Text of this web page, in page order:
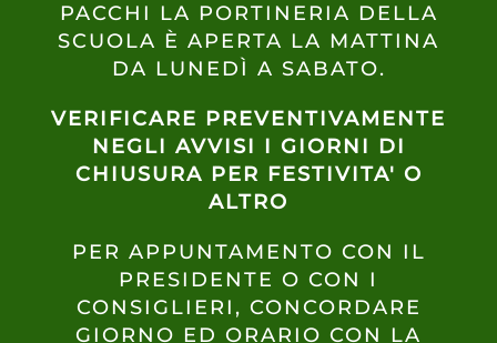
PACCHI LA PORTINERIA DELLA
SCUOLA È APERTA LA MATTINA
DA LUNEDÌ A SABATO.
VERIFICARE PREVENTIVAMENTE
NEGLI AVVISI I GIORNI DI
CHIUSURA PER FESTIVITA' O
ALTRO
PER APPUNTAMENTO CON IL
PRESIDENTE O CON I
CONSIGLIERI, CONCORDARE
GIORNO ED ORARIO CON LA